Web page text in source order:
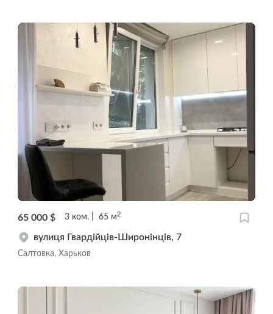
65 000 $ 3 ком. 65 м 2
вулиця Гвардійців-Широнінців, 7
Салтовка, Харьков